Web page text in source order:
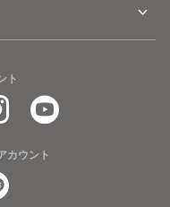
ト
カウント